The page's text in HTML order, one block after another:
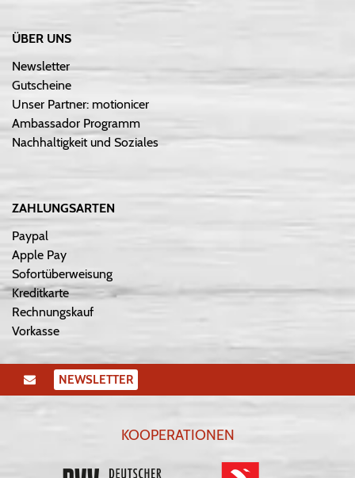
ÜBER UNS
Newsletter
Gutscheine
Unser Partner: motionicer
Ambassador Programm
Nachhaltigkeit und Soziales
ZAHLUNGSARTEN
Paypal
Apple Pay
Sofortüberweisung
Kreditkarte
Rechnungskauf
Vorkasse
NEWSLETTER
KOOPERATIONEN